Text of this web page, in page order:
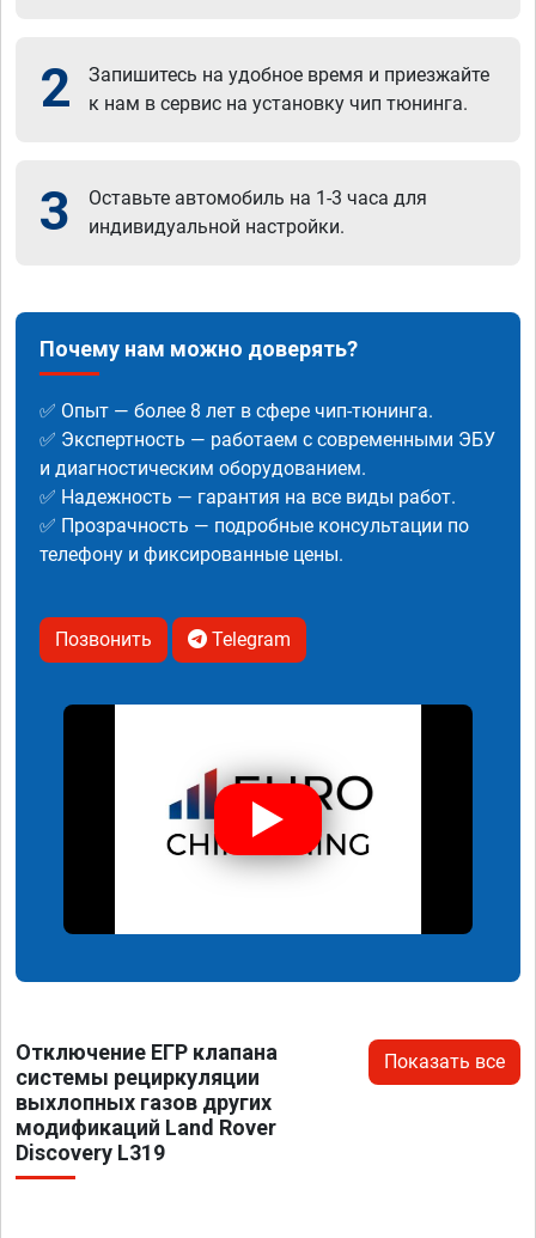
2
Запишитесь на удобное время и приезжайте
к нам в сервис на установку чип тюнинга.
3
Оставьте автомобиль на 1-3 часа для
индивидуальной настройки.
Почему нам можно доверять?
✅ Опыт — более 8 лет в сфере чип-тюнинга.
✅ Экспертность — работаем с современными ЭБУ
и диагностическим оборудованием.
✅ Надежность — гарантия на все виды работ.
✅ Прозрачность — подробные консультации по
телефону и фиксированные цены.
Позвонить Telegram
Отключение ЕГР клапана
системы рециркуляции
выхлопных газов других
модификаций Land Rover
Discovery L319
Показать все